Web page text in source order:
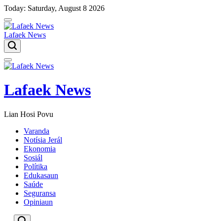
Skip
to
content
Today: Saturday, August 8 2026
Lafaek News
Menu
Lafaek News
Lian Hosi Povu
Varanda
Notísia Jerál
Ekonomia
Sosiál
Polítika
Edukasaun
Saúde
Seguransa
Opiniaun